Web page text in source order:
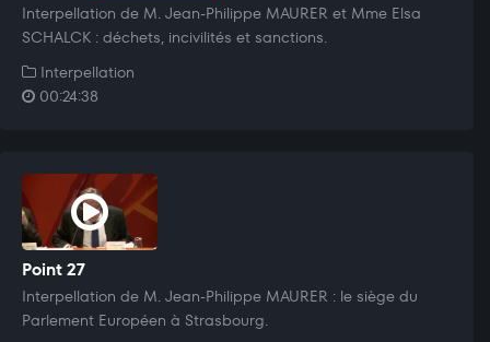
Interpellation de M. Jean-Philippe MAURER et Mme Elsa
SCHALCK : déchets, incivilités et sanctions.
Interpellation
00:24:38
Point 27
Interpellation de M. Jean-Philippe MAURER : le siège du
Parlement Européen à Strasbourg.